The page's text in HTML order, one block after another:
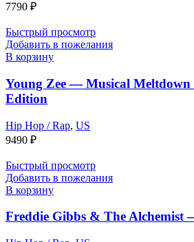
7790 ₽
Быстрый просмотр
Добавить в пожелания
В корзину
Young Zee — Musical Meltdown
Edition
Hip Hop / Rap, US
9490 ₽
Быстрый просмотр
Добавить в пожелания
В корзину
Freddie Gibbs & The